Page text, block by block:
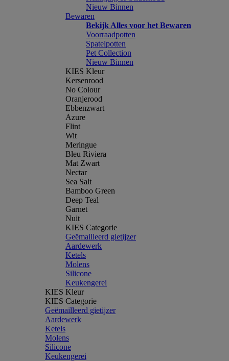
Nieuw Binnen
Bewaren
Bekijk Alles voor het Bewaren
Voorraadpotten
Spatelpotten
Pet Collection
Nieuw Binnen
KIES Kleur
Kersenrood
No Colour
Oranjerood
Ebbenzwart
Azure
Flint
Wit
Meringue
Bleu Riviera
Mat Zwart
Nectar
Sea Salt
Bamboo Green
Deep Teal
Garnet
Nuit
KIES Categorie
Geëmailleerd gietijzer
Aardewerk
Ketels
Molens
Silicone
Keukengerei
KIES Kleur
KIES Categorie
Geëmailleerd gietijzer
Aardewerk
Ketels
Molens
Silicone
Keukengerei